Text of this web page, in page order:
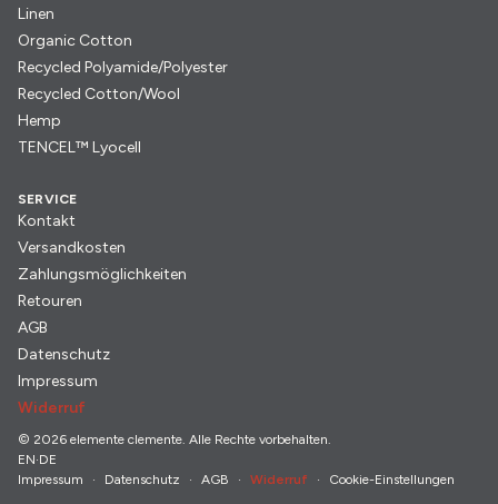
Linen
Organic Cotton
Recycled Polyamide/Polyester
Recycled Cotton/Wool
Hemp
TENCEL™ Lyocell
SERVICE
Kontakt
Versandkosten
Zahlungsmöglichkeiten
Retouren
AGB
Datenschutz
Impressum
Widerruf
© 2026 elemente clemente. Alle Rechte vorbehalten.
EN·DE
Impressum
Datenschutz AGB Widerruf Cookie-Einstellungen